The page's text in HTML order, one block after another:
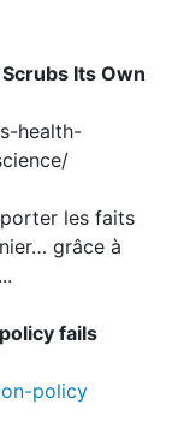
Its Own
health-
les faits
grâce à
...
fails
policy